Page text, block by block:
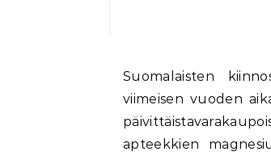
Suomalaisten
viimeisen vuoden
apteekkien